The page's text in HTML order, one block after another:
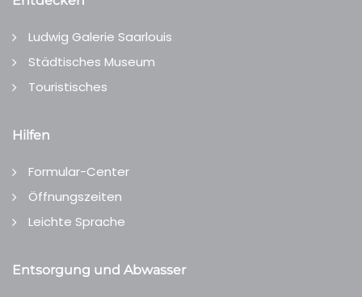
Ludwig Galerie Saarlouis
Städtisches Museum
Touristisches
Hilfen
Formular-Center
Öffnungszeiten
Leichte Sprache
Entsorgung und Abwasser